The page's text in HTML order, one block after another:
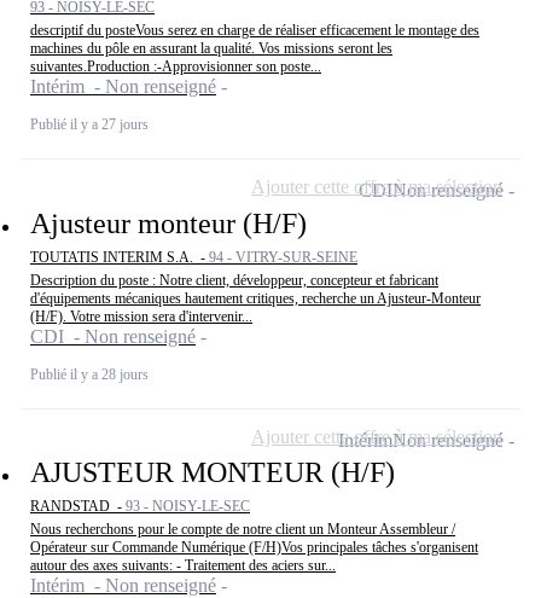
93 - NOISY-LE-SEC
descriptif du posteVous serez en charge de réaliser efficacement le montage des
machines du pôle en assurant la qualité. Vos missions seront les
suivantes.Production :-Approvisionner son poste...
Intérim - Non renseigné
Publié il y a 27 jours
Ajusteur monteur (H/F)
TOUTATIS INTERIM S.A. - 94 - VITRY-SUR-SEINE
Description du poste : Notre client, développeur, concepteur et fabricant
d'équipements mécaniques hautement critiques, recherche un Ajusteur-Monteur
(H/F). Votre mission sera d'intervenir...
CDI - Non renseigné
Publié il y a 28 jours
CDINon renseigné
Ajouter cette offre à ma sélection
AJUSTEUR MONTEUR (H/F)
RANDSTAD - 93 - NOISY-LE-SEC
Nous recherchons pour le compte de notre client un Monteur Assembleur /
Opérateur sur Commande Numérique (F/H)Vos principales tâches s'organisent
autour des axes suivants: - Traitement des aciers sur...
Intérim - Non renseigné
IntérimNon renseigné
Ajouter cette offre à ma sélection